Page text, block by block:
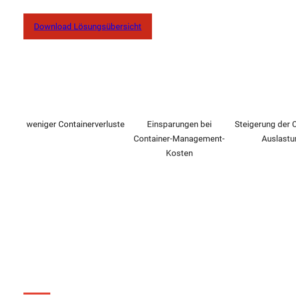
Download Lösungsübersicht
weniger Containerverluste
Einsparungen bei
Container-Management-
Kosten
Steigerung der